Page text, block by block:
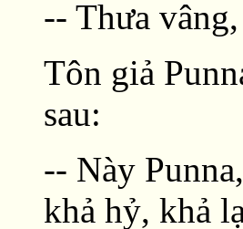
-- Thưa
Tôn giả
sau:
-- Này
khả hỷ, khả